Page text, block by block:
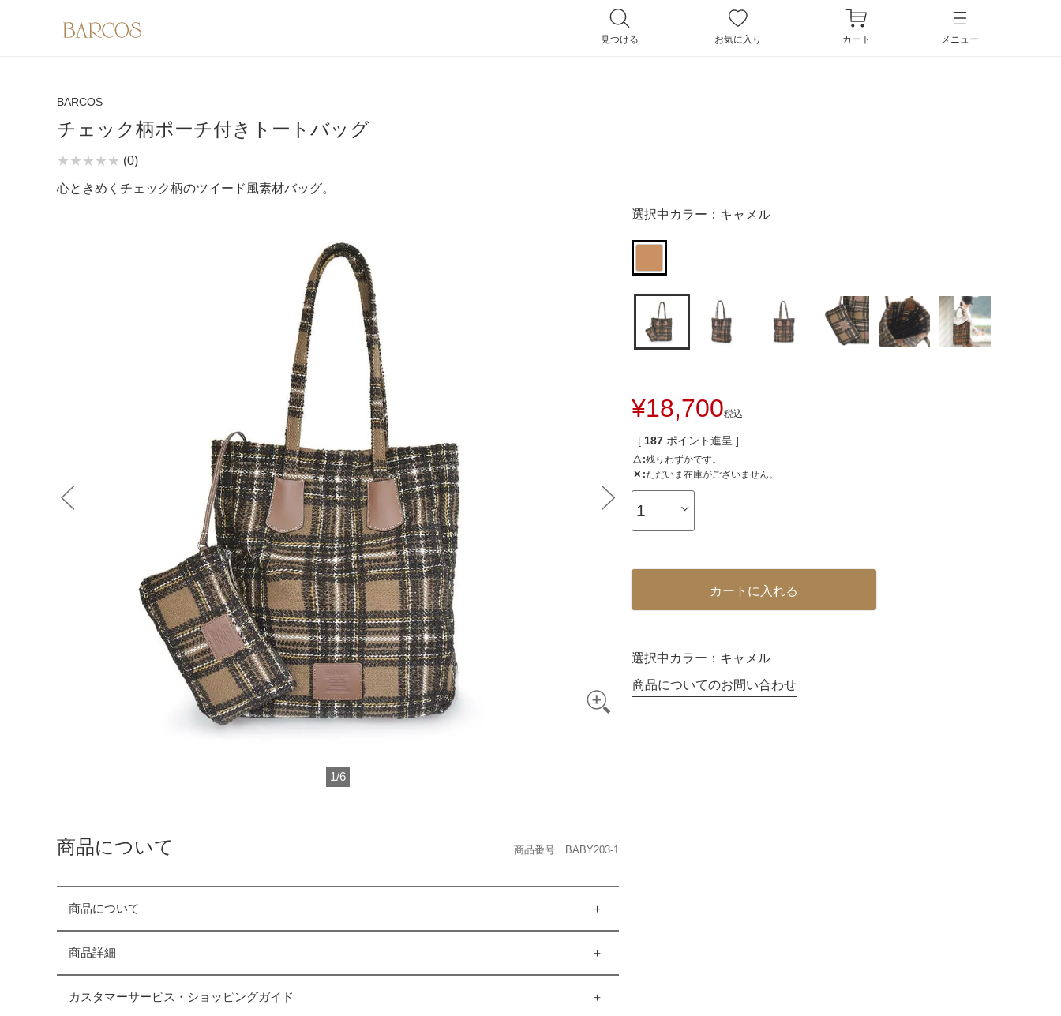
見つける お気に入り カート メニュー
全てのバッグ
リュック
ポシェット
2way
3way
その他バッグ
BARCOS
チェック柄ポーチ付きトートバッグ
(0)
心ときめくチェック柄のツイード風素材バッグ。
1/6
選択中カラー： キャメル
¥18,700税込
[ 187 ポイント進呈 ]
△ 残りわずかです。
✕ ただいま在庫がございません。
カートに入れる
選択中カラー： キャメル
商品についてのお問い合わせ
商品について 商品番号 BABY203-1
商品について
商品詳細
カスタマーサービス・ショッピングガイド